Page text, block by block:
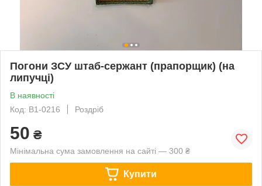
Погони ЗСУ штаб-сержант (прапорщик) (на
липучці)
В наявності
Код: В1-0216
Роздріб
50 ₴
Мінімальна сума замовлення на сайті — 300 ₴
Купити